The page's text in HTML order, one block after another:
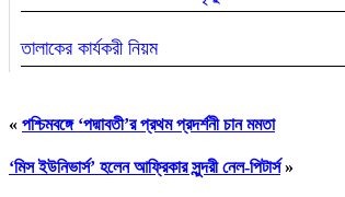
তালাকের কার্যকরী নিয়ম
« পশ্চিমবঙ্গে ‘পদ্মাবতী’র প্রথম প্রদর্শনী চান মমতা
‘মিস ইউনিভার্স’ হলেন আফ্রিকার সুন্দরী নেল-পিটার্স»